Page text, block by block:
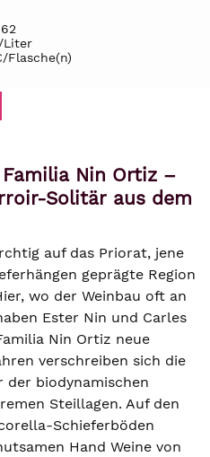
Liter
Flasche(n)
Nin Ortiz –
Solitär aus dem
auf das Priorat, jene
geprägte Region
wo der Weinbau oft an
Ester Nin und Carles
Nin Ortiz neue
verschreiben sich die
der biodynamischen
Steillagen. Auf den
Schieferböden
Hand Weine von